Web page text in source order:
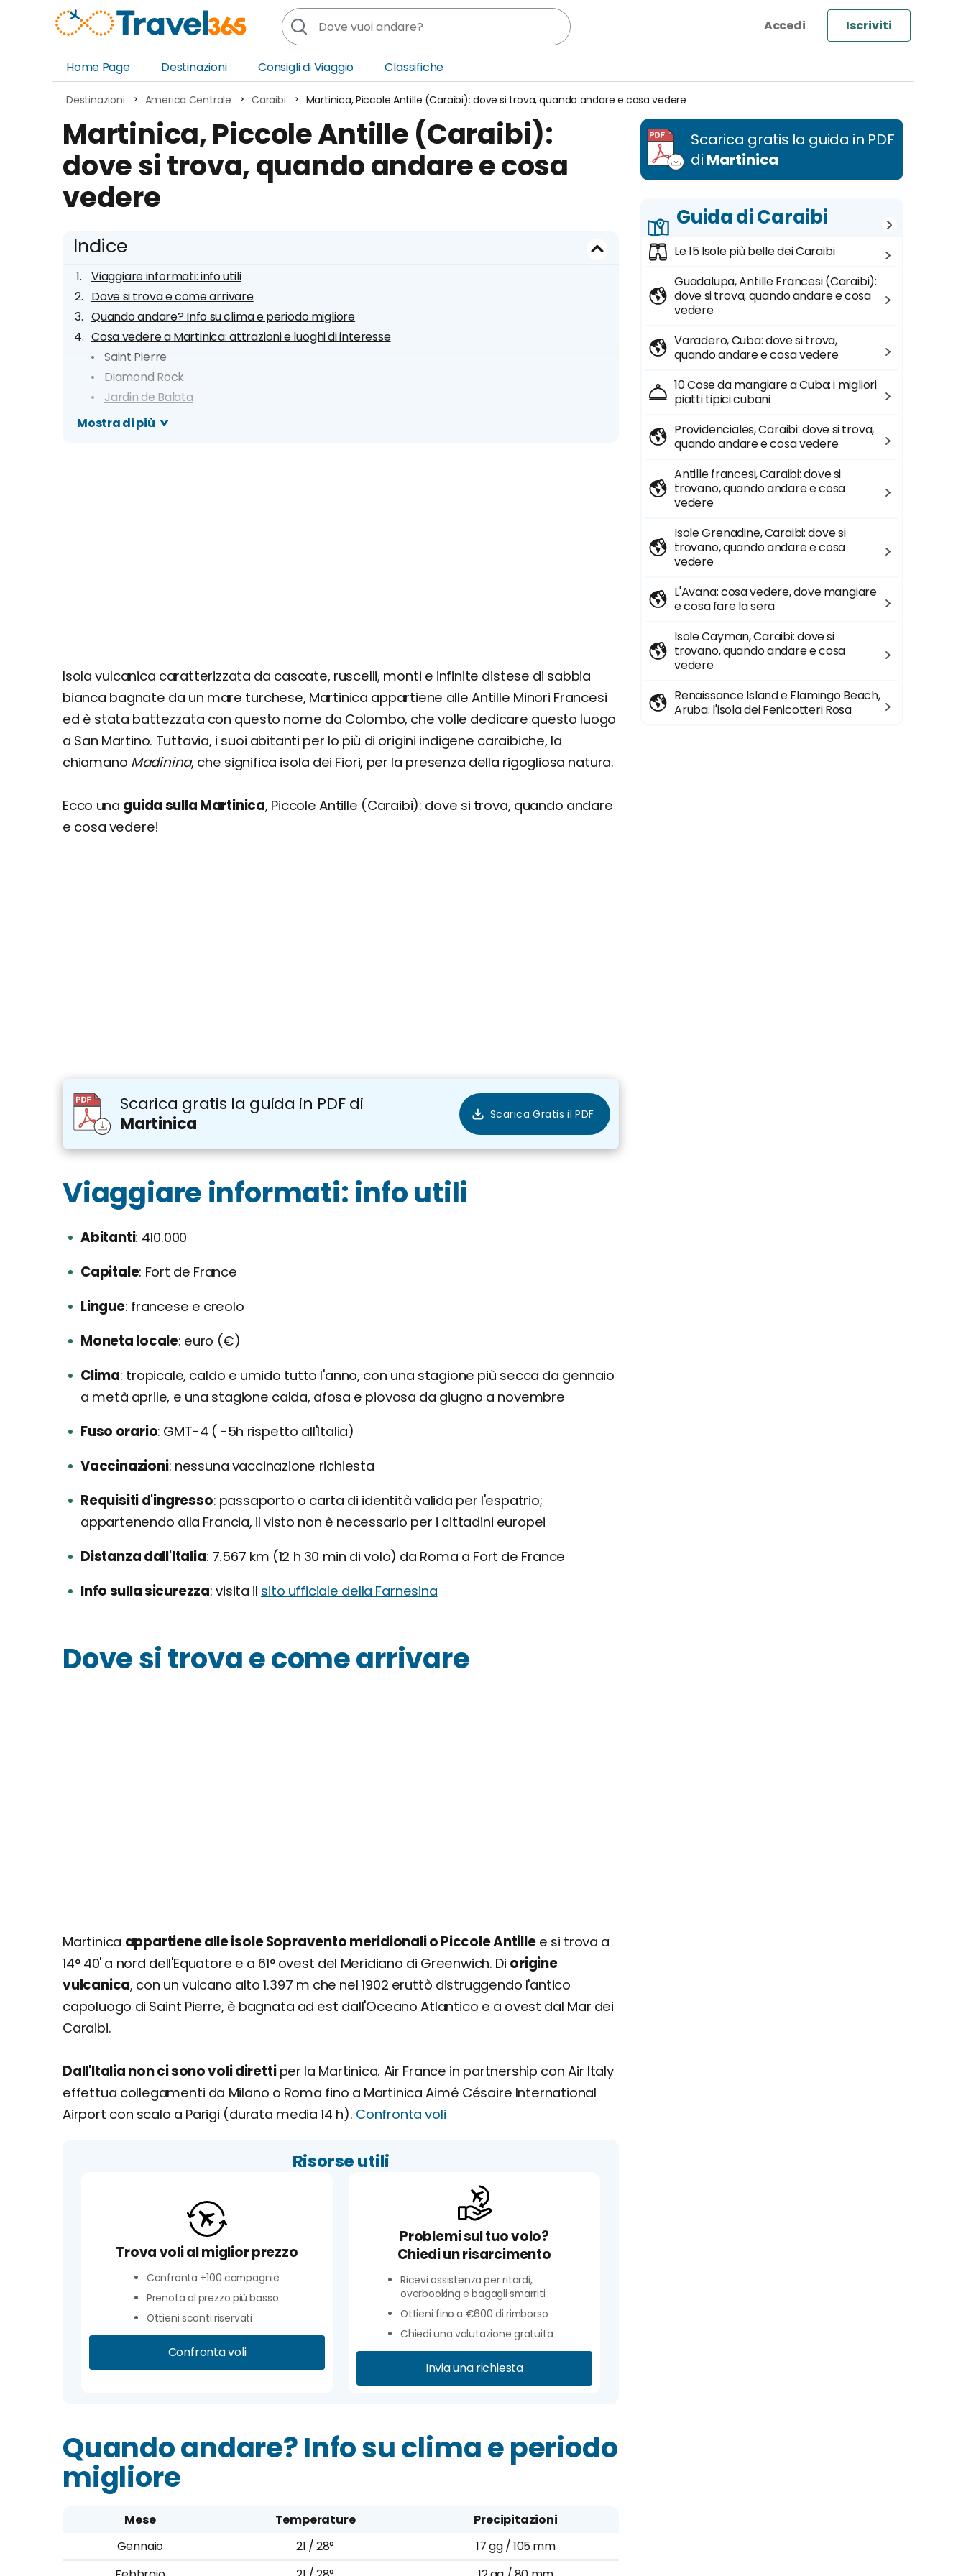
Iscriviti
Home Page
Destinazioni
Africa
Europa
Oceania
Nord America
America Centrale
Sud America
Medio Oriente
Consigli di Viaggio Classifiche
Destinazioni America Centrale Caraibi Martinica, Piccole Antille (Caraibi): dove si trova, quando andare e cosa vedere
Martinica, Piccole Antille (Caraibi):
dove si trova, quando andare e cosa
vedere
Indice
Viaggiare informati: info utili
Dove si trova e come arrivare
Quando andare? Info su clima e periodo migliore
Cosa vedere a Martinica: attrazioni e luoghi di interesse
Saint Pierre
Diamond Rock
Jardin de Balata
Grand Riviere
Anse Grosse Roche, Le Vauclin
Plage Sinai, Grand Riviere
Grand Anse du Diamant, Le Diamant
Anse Michel Cap Chevalier, Sainte-Anne
Itinerario di 10 giorni: dalla Foresta Pluviale alle Spiagge Tropicali
Cosa fare a Martinica: escursioni e tour
Quanto costa una vacanza a Martinica? Prezzi, offerte e consigli
Mostra di più
Isola vulcanica caratterizzata da cascate, ruscelli, monti e infinite distese di sabbia
bianca bagnate da un mare turchese, Martinica appartiene alle Antille Minori Francesi
ed è stata battezzata con questo nome da Colombo, che volle dedicare questo luogo
a San Martino. Tuttavia, i suoi abitanti per lo più di origini indigene caraibiche, la
chiamano Madinina, che significa isola dei Fiori, per la presenza della rigogliosa natura.
Ecco una guida sulla Martinica, Piccole Antille (Caraibi): dove si trova, quando andare
e cosa vedere!
Scarica gratis la guida in PDF di
Martinica
Viaggiare informati: info utili
Abitanti 410.000
Capitale Fort de France
Lingue francese e creolo
Moneta locale euro (€)
Clima tropicale, caldo e umido tutto l'anno, con una stagione più secca da gennaio
a metà aprile, e una stagione calda, afosa e piovosa da giugno a novembre
Fuso orario GMT-4 ( -5h rispetto all'Italia)
Vaccinazioni nessuna vaccinazione richiesta
Requisiti d'ingresso passaporto o carta di identità valida per l'espatrio;
appartenendo alla Francia, il visto non è necessario per i cittadini europei
Distanza dall'Italia 7.567 km (12 h 30 min di volo) da Roma a Fort de France
Info sulla sicurezza visita il sito ufficiale della Farnesina
Dove si trova e come arrivare
Martinica appartiene alle isole Sopravento meridionali o Piccole Antillee si trova a
14° 40' a nord dell'Equatore e a 61° ovest del Meridiano di Greenwich. Di origine
vulcanica, con un vulcano alto 1.397 m che nel 1902 eruttò distruggendo l'antico
capoluogo di Saint Pierre, è bagnata ad est dall'Oceano Atlantico e a ovest dal Mar dei
Caraibi.
Dall'Italia non ci sono voli direttiper la Martinica. Air France in partnership con Air Italy
effettua collegamenti da Milano o Roma fino a Martinica Aimé Césaire International
Airport con scalo a Parigi (durata media 14 h). Confronta voli
Risorse utili
Trova voli al miglior prezzo
Confronta +100 compagnie
Prenota al prezzo più basso
Ottieni sconti riservati
Confronta voli
Problemi sul tuo volo?
Chiedi un risarcimento
Ricevi assistenza per ritardi,
overbooking e bagagli smarriti
Ottieni fino a €600 di rimborso
Chiedi una valutazione gratuita
Invia una richiesta
Quando andare? Info su clima e periodo
migliore
Mese Temperature
Precipitazioni
Gennaio
21 / 28°
17 gg / 105 mm
Scarica gratis la guida in PDF
di Martinica
Guida di Caraibi
Le 15 Isole più belle dei Caraibi
Guadalupa, Antille Francesi (Caraibi):
dove si trova, quando andare e cosa
vedere
Varadero, Cuba: dove si trova,
quando andare e cosa vedere
10 Cose da mangiare a Cuba: i migliori
piatti tipici cubani
Providenciales, Caraibi: dove si trova,
quando andare e cosa vedere
Antille francesi, Caraibi: dove si
trovano, quando andare e cosa
vedere
Isole Grenadine, Caraibi: dove si
trovano, quando andare e cosa
vedere
L'Avana: cosa vedere, dove mangiare
e cosa fare la sera
Isole Cayman, Caraibi: dove si
trovano, quando andare e cosa
vedere
Renaissance Island e Flamingo Beach,
Aruba: l'isola dei Fenicotteri Rosa